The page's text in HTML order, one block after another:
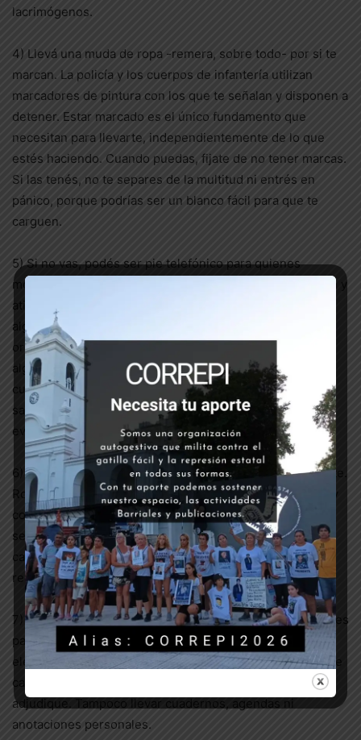
lacrimógenos.
4) Llevá una muda de ropa -remera, sobre todo- por si te
marcan. La policía y los cuerpos de infantería utilizan
marcadores de pintura con los que te señalan y disponen a
detener. Estar marcado es el único fundamento que
necesitan para llevarte, independientemente de lo que
estés haciendo. Cuando puedas, fijate de no tener marcas.
Si las tenés, no te separes de la multitud ni entrés en
pánico, porque podrías ser un blanco fácil para que te
carguen.
5) Si no vas, podés ser pie telefónico para quienes
movilicen. El pie telefónico es quién registra quienes van y
atiende que TODXS regresen a sus destinos. Si llegara
alguien a quedar detenido, comunicarse urgente con
organizaciones antirrepresivas y de DDHH. Si vas, buscá
alguien que pueda atender tus datos para informar ante
cualquier eventualidad. Si tenés algún inconveniente de
salud, también avisalo al pie telefónico por cualquier
evento que ocurriese.
6) Llevá ropa cómoda y calzado adecuado para movilizarte.
Ropa holgada es más sencilla de agarrar en las corridas y
con ojotas es más fácil tropezar. Con lo anteriormente
señalado, collares, aritos , piercings pueden lastimar en
caso de choques o detenciones. Por lo que es
recomendable prescindir de ellos.
7) No llevés elementos que puedan conllevar a dificultades
para la soltura en caso de detención. Un porro o un
elemento cortante pueden demorarte la salida en caso de
caer detenido, independientemente del uso que se le
adjudique. Tampoco llevar cuadernos, agendas ni
anotaciones personales.